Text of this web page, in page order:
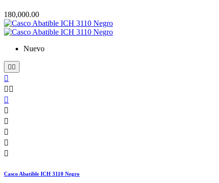
180,000.00
Nuevo
 

 






Casco Abatible ICH 3110 Negro